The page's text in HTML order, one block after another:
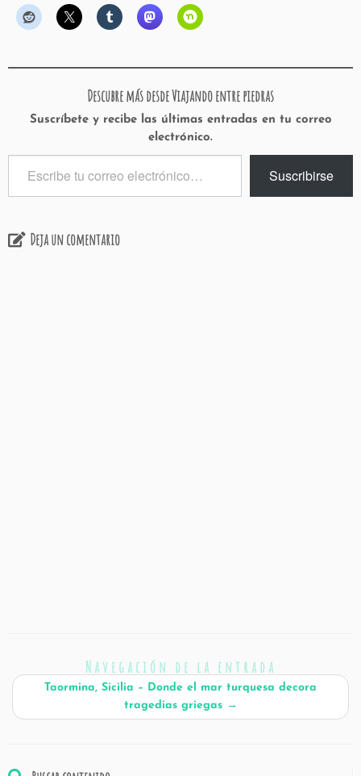
Descubre más desde Viajando entre piedras
Suscríbete y recibe las últimas entradas en tu correo
electrónico.
correo
Suscribirse
Deja un comentario
Navegación de la entrada
Taormina, Sicilia – Donde el mar turquesa decora
tragedias griegas →